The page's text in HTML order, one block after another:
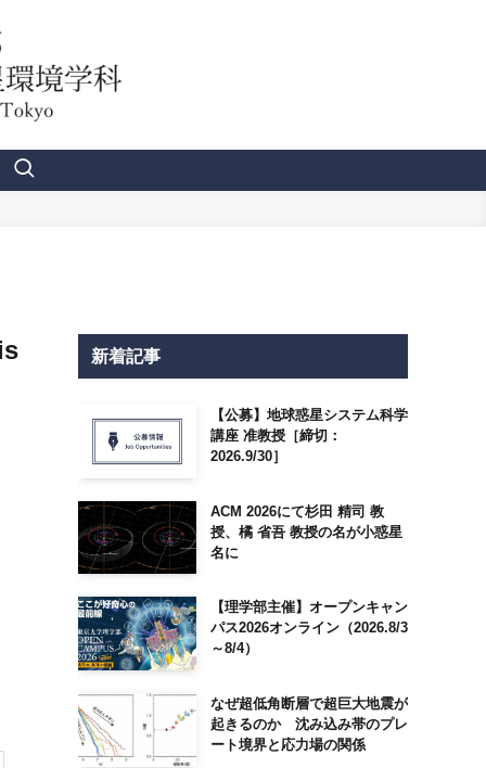
新着記事
【公募】地球惑星システム科学
講座 准教授［締切：
2026.9/30］
ACM 2026にて杉田 精司 教
授、橘 省吾 教授の名が小惑星
名に
【理学部主催】オープンキャン
パス2026オンライン（2026.8/3
～8/4）
なぜ超低角断層で超巨大地震が
起きるのか 沈み込み帯のプレ
ート境界と応力場の関係